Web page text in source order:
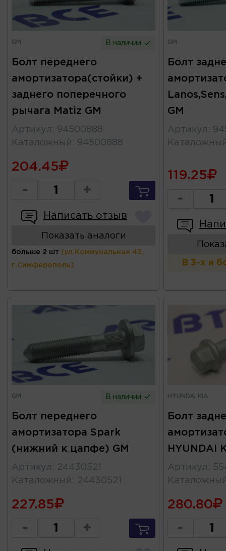
GM В наличии
Болт переднего
амортизатора(стойки) +
заднего поперечного
рычага Matiz GM
Артикул : 94500888
Каталожный : 94500888
204.45
- +
Написать отзыв
Показать аналоги
больше 2 шт (ул.Коммунальная 43,
г.Симферополь)
GM
Болт
GM
Артикул :
119.25
-
В 3-х и
GM В наличии
Болт переднего
амортизатора Spark
(нижний к цапфе) GM
Артикул : 24430521
Каталожный : 24430521
227.85
- +
HYUNDAI KIA
Болт
HYUNDAI
Артикул :
280.80
-